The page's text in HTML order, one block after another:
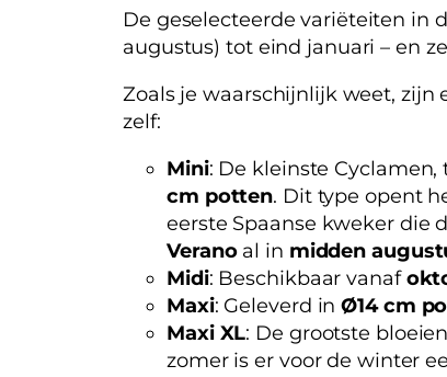
De geselecteerde variëteiten in
augustus) tot eind januari – en
Zoals je waarschijnlijk weet,
zelf:
Mini: De kleinste
cm potten. Dit type opent
eerste Spaanse kweker die
Veranoal in midden
Midi: Beschikbaar vanaf
Maxi: Geleverd inØ14 cm
Maxi XL: De grootste
zomer is er voor de winter